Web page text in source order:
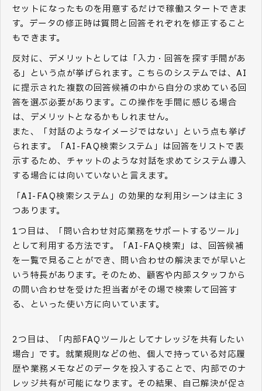
セットになったものを用意するだけで稼働スタートできま
す。データの修正時は質問と回答それぞれを修正すること
もできます。
反対に、デメリットとしては「入力・回答を探す手間があ
る」という点が挙げられます。こちらのシステムでは、AI
に提示された複数の回答候補の中から自分の求めている回
答を選ぶ必要があります。この操作を手間に感じる場合
は、デメリットとなるかもしれません。
また、「対話のようなイメージではない」という点も挙げ
られます。「AI-FAQ検索システム」は回答をリストで表
示するため、チャットのような対話を求めてシステム導入
する場合には向いていないと言えます。
「AI-FAQ検索システム」の効果的な利用シーンは主に３
つあります。
1つ目は、「問い合わせ対応業務をサポートするツール」
として利用する方法です。「AI-FAQ検索」は、回答候補
を一覧で見ることができ、問い合わせの解決までが早いと
いう特長があります。そのため、顧客や内部スタッフから
の問い合わせを受けた担当者がその場で検索して回答す
る、といった使い方に向いています。
2つ目は、「内部FAQツールとしてナレッジを共有したい
場合」です。就業規則などの他、個人で持っている対応履
歴や業務メモなどのデータを投入することで、内部でのナ
レッジ共有が可能になります。その結果、自己解決が促さ